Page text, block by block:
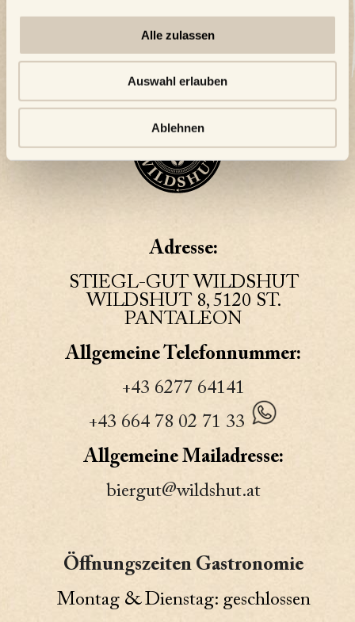
Alle zulassen
Auswahl erlauben
Ablehnen
Adresse:
STIEGL-GUT WILDSHUT
WILDSHUT 8, 5120 ST.
PANTALEON
Allgemeine Telefonnummer:
+43 6277 64141
+43 664 78 02 71 33
Allgemeine Mailadresse:
biergut@wildshut.at
Öffnungszeiten Gastronomie
Montag & Dienstag: geschlossen